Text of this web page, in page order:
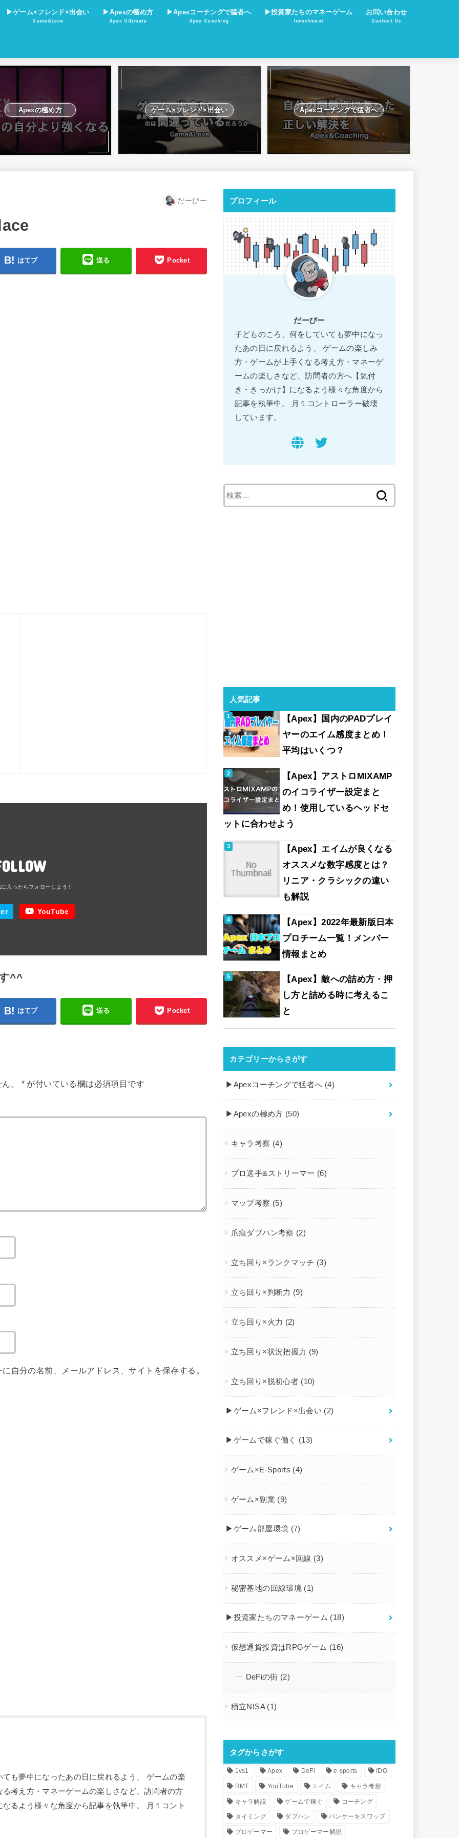
▶︎ゲーム×フレンド×出会い
Game&Love
▶︎Apexの極め方
Apex Ultimate
▶︎Apexコーチングで猛者へ
Apex Coaching
▶︎投資家たちのマネーゲーム
Investment
お問い合わせ
Contact Us
Apexの極め方 ゲーム×フレンド×出会い Apexコーチングで猛者へ
だーびー
はてブ 送る Pocket
YouTube
^^
はてブ 送る Pocket
。 *が付いている欄は必須項目です
自分の名前、メールアドレス、サイトを保存する。
も夢中になったあの日に戻れるよう、 ゲームの楽
考え方・マネーゲームの楽しさなど、訪問者の方
るよう様々な角度から記事を執筆中。 月１コント
プロフィール
だーびー
子どものころ、何をしていても夢中になっ
たあの日に戻れるよう、 ゲームの楽しみ
方・ゲームが上手くなる考え方・マネーゲ
ームの楽しさなど、訪問者の方へ【気付
き・きっかけ】になるよう様々な角度から
記事を執筆中。 月１コントローラー破壊
しています。
索
人気記事
【Apex】国内のPADプレイ
ヤーのエイム感度まとめ！
平均はいくつ？
【Apex】アストロMIXAMP
のイコライザー設定まと
め！使用しているヘッドセ
ットに合わせよう
【Apex】エイムが良くなる
オススメな数字感度とは？
リニア・クラシックの違い
も解説
【Apex】2022年最新版日本
プロチーム一覧！メンバー
情報まとめ
【Apex】敵への詰め方・押
し方と詰める時に考えるこ
と
カテゴリーからさがす
▶︎Apexコーチングで猛者へ (4)
▶︎Apexの極め方 (50)
キャラ考察 (4)
プロ選手&ストリーマー (6)
マップ考察 (5)
爪痕ダブハン考察 (2)
立ち回り×ランクマッチ (3)
立ち回り×判断力 (9)
立ち回り×火力 (2)
立ち回り×状況把握力 (9)
立ち回り×脱初心者 (10)
▶︎ゲーム×フレンド×出会い (2)
▶︎ゲームで稼ぐ働く (13)
ゲーム×E-Sports (4)
ゲーム×副業 (9)
▶︎ゲーム部屋環境 (7)
オススメ×ゲーム×回線 (3)
秘密基地の回線環境 (1)
▶︎投資家たちのマネーゲーム (18)
仮想通貨投資はRPGゲーム (16)
DeFiの街 (2)
積立NISA (1)
タグからさがす
1vs1 Apex DeFi e-sports IDO
RMT YouTube エイム キャラ考察
キャラ解説 ゲームで稼ぐ コーチング
タイミング ダブハン パンケーキスワップ
プロゲーマー プロゲーマー解説